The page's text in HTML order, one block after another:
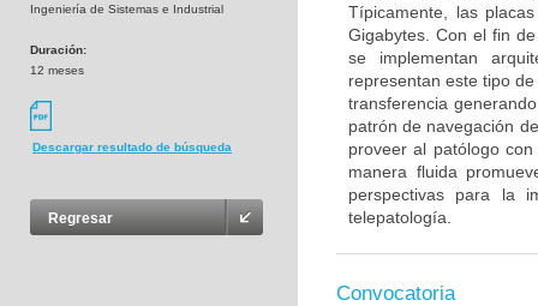
Ingeniería de Sistemas e Industrial
Duración:
12 meses
Descargar resultado de búsqueda
Regresar
Típicamente, las
Gigabytes. Con el fin
se implementan
representan este tipo
transferencia
patrón de navegación
proveer al patólogo
manera fluida
perspectivas para la
telepatología.
Convocatoria